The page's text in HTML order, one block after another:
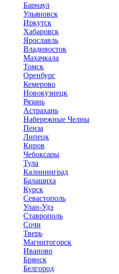
Барнаул
Ульяновск
Иркутск
Хабаровск
Ярославль
Владивосток
Махачкала
Томск
Оренбург
Кемерово
Новокузнецк
Рязань
Астрахань
Набережные Челны
Пенза
Липецк
Киров
Чебоксары
Тула
Калининград
Балашиха
Курск
Севастополь
Улан-Удэ
Ставрополь
Сочи
Тверь
Магнитогорск
Иваново
Брянск
Белгород